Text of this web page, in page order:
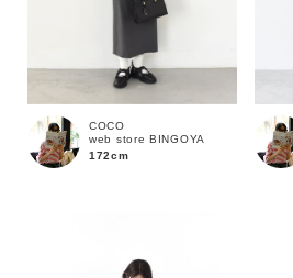
COCO
web store BINGOYA
172cm